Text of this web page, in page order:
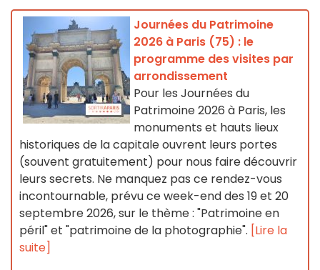
Journées du Patrimoine
2026 à Paris (75) : le
programme des visites par
arrondissement
Pour les Journées du
Patrimoine 2026 à Paris, les
monuments et hauts lieux
historiques de la capitale ouvrent leurs portes
(souvent gratuitement) pour nous faire découvrir
leurs secrets. Ne manquez pas ce rendez-vous
incontournable, prévu ce week-end des 19 et 20
septembre 2026, sur le thème : "Patrimoine en
péril" et "patrimoine de la photographie". [Lire la
suite]